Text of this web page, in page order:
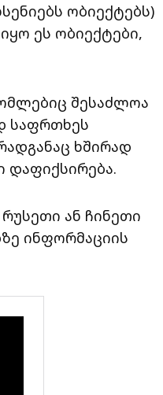
ობიექტებს)
ეს ობიექტები,
შესაძლოა
საფრთხეს
ხშირად
დაფიქსირება.
ან ჩინეთი
ინფორმაციის